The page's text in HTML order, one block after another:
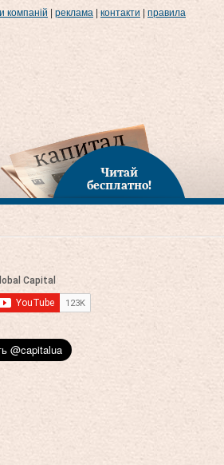
компаній реклама контакти правила
Читай
бесплатно!